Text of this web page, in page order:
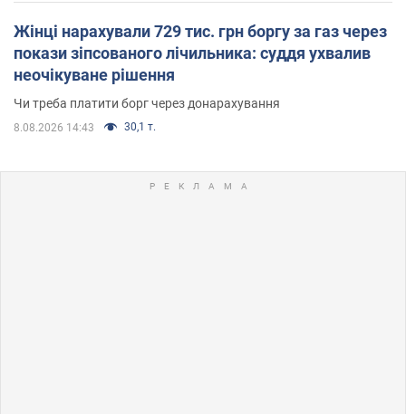
Жінці нарахували 729 тис. грн боргу за газ через
покази зіпсованого лічильника: суддя ухвалив
неочікуване рішення
Чи треба платити борг через донарахування
8.08.2026 14:43 30,1 т.